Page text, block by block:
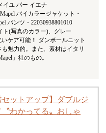
イユ パー イエナ
バイカラージャケット・
パンツ・22030938801010
ト(写真のカラー)、グレー
ケア可能！ ダンボールニット
魅力的。また、素材はイタリ
」社のもの。
セットアップ】ダブルジ
わかってる〟おしゃ